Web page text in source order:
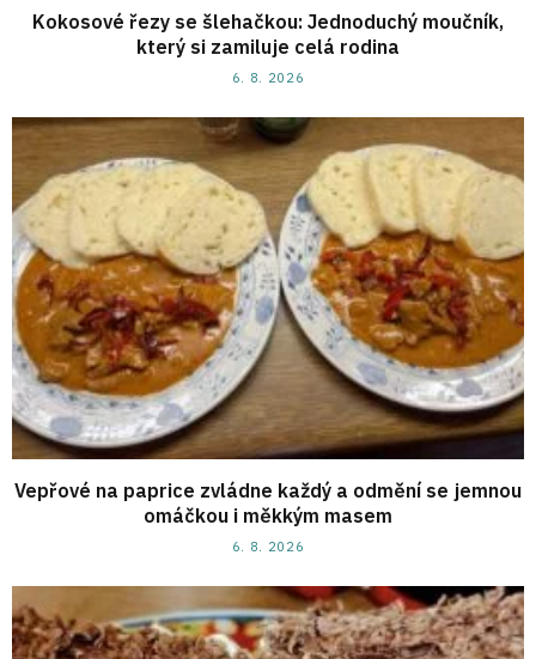
Kokosové řezy se šlehačkou: Jednoduchý moučník,
který si zamiluje celá rodina
6. 8. 2026
Vepřové na paprice zvládne každý a odmění se jemnou
omáčkou i měkkým masem
6. 8. 2026